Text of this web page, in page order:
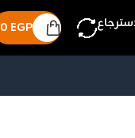
0 EGP